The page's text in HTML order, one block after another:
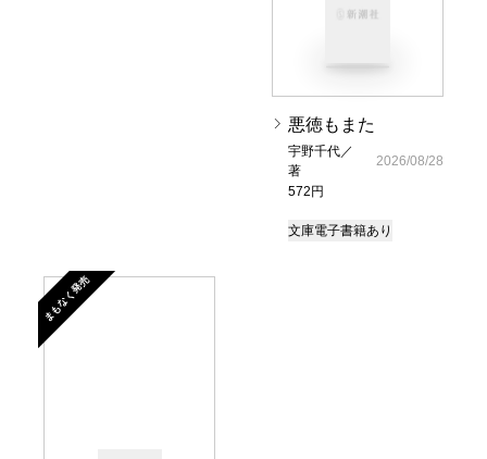
悪徳もまた
宇野千代／
著
572円
2026/08/28
文庫電子書籍あり
まもなく発売